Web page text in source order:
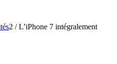
2 / L’iPhone 7 intégralement